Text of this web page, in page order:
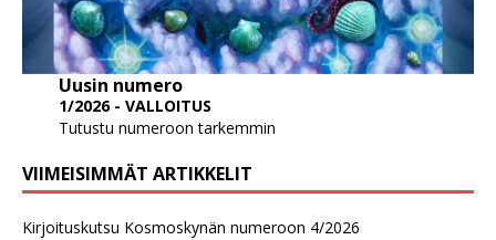
Uusin numero
1/2026 - VALLOITUS
Tutustu numeroon tarkemmin
VIIMEISIMMÄT ARTIKKELIT
Kirjoituskutsu Kosmoskynän numeroon 4/2026